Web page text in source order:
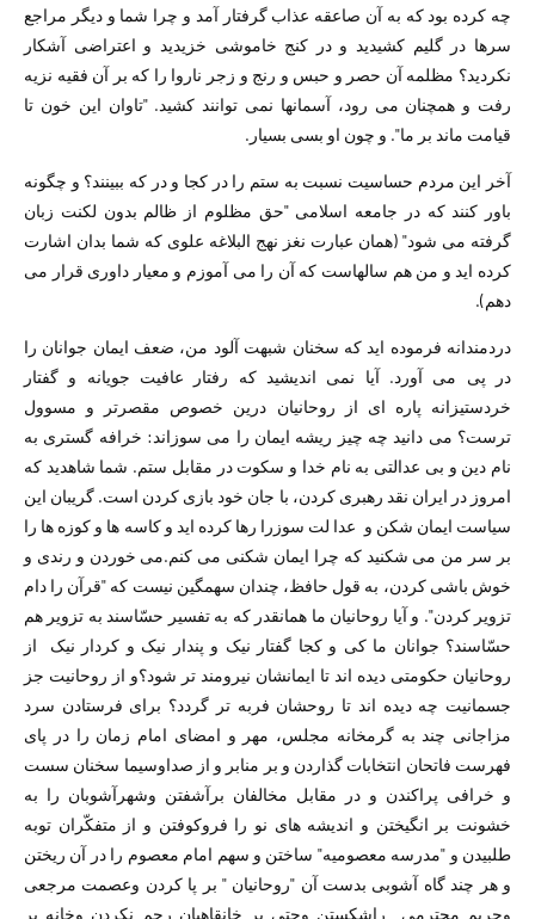
چه کرده بود که به آن صاعقه عذاب گرفتار آمد و چرا شما و دیگر مراجع
سرها در گلیم کشیدید و در کنج خاموشی خزیدید و اعتراضی آشکار
نکردید؟ مظلمه آن حصر و حبس و رنج و زجر ناروا را که بر آن فقیه نزیه
رفت و همچنان می رود، آسمانها نمی توانند کشید. "تاوان این خون تا
قیامت ماند بر ما". و چون او بسی بسیار.
آخر این مردم حساسیت نسبت به ستم را در کجا و در که ببینند؟ و چگونه
باور کنند که در جامعه اسلامی "حق مظلوم از ظالم بدون لکنت زبان
گرفته می شود" (همان عبارت نغز نهج البلاغه علوی که شما بدان اشارت
کرده اید و من هم سالهاست که آن را می آموزم و معیار داوری قرار می
دهم).
دردمندانه فرموده اید که سخنان شبهت آلود من، ضعف ایمان جوانان را
در پی می آورد. آیا نمی اندیشید که رفتار عافیت جویانه و گفتار
خردستیزانه پاره ای از روحانیان درین خصوص مقصرتر و مسوول
ترست؟ می دانید چه چیز ریشه ایمان را می سوزاند: خرافه گستری به
نام دین و بی عدالتی به نام خدا و سکوت در مقابل ستم. شما شاهدید که
امروز در ایران نقد رهبری کردن، با جان خود بازی کردن است. گریبان این
سیاست ایمان شکن و عدا لت سوزرا رها کرده اید و کاسه ها و کوزه ها را
بر سر من می شکنید که چرا ایمان شکنی می کنم.می خوردن و رندی و
خوش باشی کردن، به قول حافظ، چندان سهمگین نیست که "قرآن را دام
تزویر کردن". و آیا روحانیان ما همانقدر که به تفسیر حسّاسند به تزویر هم
حسّاسند؟ جوانان ما کی و کجا گفتار نیک و پندار نیک و کردار نیک از
روحانیان حکومتی دیده اند تا ایمانشان نیرومند تر شود؟و از روحانیت جز
جسمانیت چه دیده اند تا روحشان فربه تر گردد؟ برای فرستادن سرد
مزاجانی چند به گرمخانه مجلس، مهر و امضای امام زمان را در پای
فهرست فاتحان انتخابات گذاردن و بر منابر و از صداوسیما سخنان سست
و خرافی پراکندن و در مقابل مخالفان برآشفتن وشهرآشوبان را به
خشونت بر انگیختن و اندیشه های نو را فروکوفتن و از متفکّران توبه
طلبیدن و "مدرسه معصومیه" ساختن و سهم امام معصوم را در آن ریختن
و هر چند گاه آشوبی بدست آن "روحانیان " بر پا کردن وعصمت مرجعی
وحریم محترمی راشکستن وحتی بر خانقاهیان رحم نکردن وخانه بر